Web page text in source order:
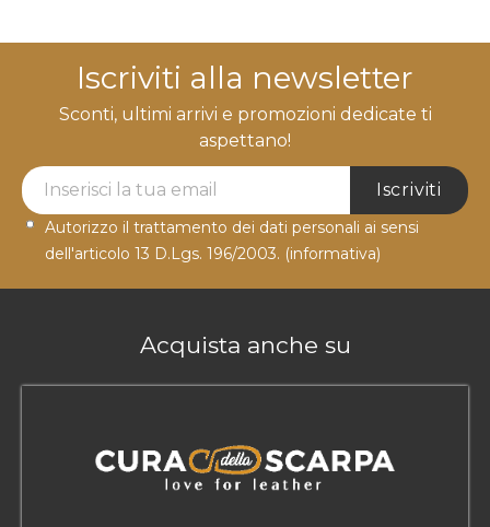
Iscriviti alla newsletter
Sconti, ultimi arrivi e promozioni dedicate ti
aspettano!
Newsletter Label
Iscriviti
Autorizzo il trattamento dei dati personali ai sensi
dell'articolo 13 D.Lgs. 196/2003. (informativa)
Acquista anche su